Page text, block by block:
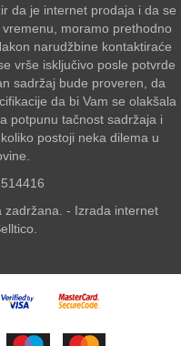
da je internet prodaja i da se
moramo prethodno
narudžbine kontaktiraće
vrše isključivo posle potvrde
sadržaj bude proveren, da
da bi Vam se olakšala
potpunu tačnost sadržaja i
postoji neka dilema u
zadržana. - Izrada internet